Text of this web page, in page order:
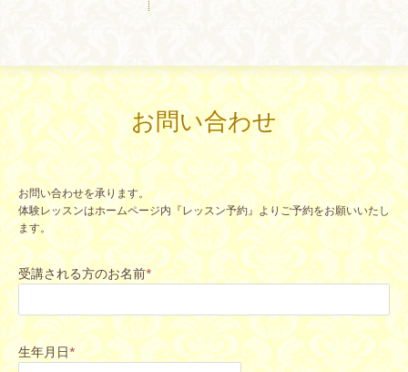
お問い合わせ
お問い合わせを承ります。
体験レッスンはホームページ内『レッスン予約』よりご予約をお願いいたし
ます。
受講される方のお名前*
生年月日*